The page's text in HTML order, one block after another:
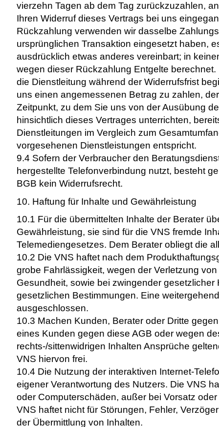
vierzehn Tagen ab dem Tag zurückzuzahlen,
Ihren Widerruf dieses Vertrags bei uns
Rückzahlung verwenden wir dasselbe
ursprünglichen Transaktion eingesetzt haben,
ausdrücklich etwas anderes vereinbart; in
wegen dieser Rückzahlung Entgelte
die Dienstleitung während der Widerrufsfrist
uns einen angemessenen Betrag zu zahlen,
Zeitpunkt, zu dem Sie uns von der Ausübung
hinsichtlich dieses Vertrages unterrichten,
Dienstleitungen im Vergleich zum
vorgesehenen Dienstleistungen entspricht.
9.4 Sofern der Verbraucher den
hergestellte Telefonverbindung nutzt, besteht
BGB kein Widerrufsrecht.
10. Haftung für Inhalte und Gewährleistung
10.1 Für die übermittelten Inhalte der Berater
Gewährleistung, sie sind für die VNS fremde
Telemediengesetzes. Dem Berater obliegt die
10.2 Die VNS haftet nach dem
grobe Fahrlässigkeit, wegen der Verletzung
Gesundheit, sowie bei zwingender gesetzlicher
gesetzlichen Bestimmungen. Eine
ausgeschlossen.
10.3 Machen Kunden, Berater oder Dritte
eines Kunden gegen diese AGB oder wegen
rechts-/sittenwidrigen Inhalten Ansprüche
VNS hiervon frei.
10.4 Die Nutzung der interaktiven Internet-
eigener Verantwortung des Nutzers. Die VNS
oder Computerschäden, außer bei Vorsatz
VNS haftet nicht für Störungen, Fehler,
der Übermittlung von Inhalten.